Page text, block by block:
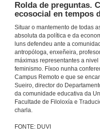
Rolda de preguntas.
ecosocial en tempos
Situar o mantemento de todas
absoluta da política e da
luns defendeu ante a
antropóloga, enxeñeira,
máximas representantes a
feminismo. Fíxoo nunha
Campus Remoto e que se
Sueiro, director do
da comunidade educativa da
Facultade de Filoloxía e
charla.
FONTE: DUVI